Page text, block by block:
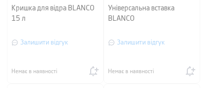
Кришка для відра BLANCO
15 л
Залишити відгук
Немає в наявності
Універсальна вставка
BLANCO
Залишити відгук
Немає в наявності